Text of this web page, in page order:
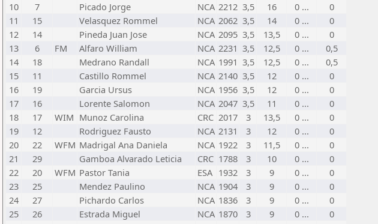
10
7 Picado Jorge NCA 2212 3,5 16 0 ...
0
11
15 Velasquez Rommel NCA 2062 3,5 14 0 ...
0
12
14 Pineda Juan Jose NCA 2095 3,5 13,5 0 ...
0
13
6 FM Alfaro William NCA 2231 3,5 12,5 0 ...
0,5
14
18 Medrano Randall NCA 1991 3,5 12,5 0 ...
0,5
15
11 Castillo Rommel NCA 2140 3,5 12 0 ...
0
16
19 Garcia Ursus NCA 1956 3,5 12 0 ...
0
17
16 Lorente Salomon NCA 2047 3,5 11 0 ...
0
18
17 WIM Munoz Carolina CRC 2017 3 13,5 0 ...
0
19
12 Rodriguez Fausto NCA 2131 3 12 0 ...
0
20
22 WFM Madrigal Ana Daniela NCA 1922 3 11,5 0 ...
0
21
29 Gamboa Alvarado Leticia CRC 1788 3 10 0 ...
0
22
20 WFM Pastor Tania ESA 1932 3 9 0 ...
0
23
25 Mendez Paulino NCA 1904 3 9 0 ...
0
24
27 Pichardo Carlos NCA 1836 3 9 0 ...
0
25
26 Estrada Miguel NCA 1870 3 9 0 ...
0